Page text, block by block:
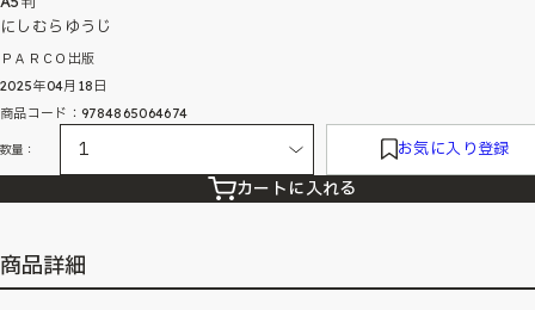
にしむらゆうじ
ＰＡＲＣＯ出版
2025年04月18日
商品コード：9784865064674
数量： お気に入り登録
カートに入れる
商品詳細